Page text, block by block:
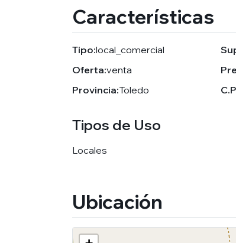
Características
Tipo:local_comercial
Oferta:venta
Provincia:Toledo
Tipos de Uso
Locales
Ubicación